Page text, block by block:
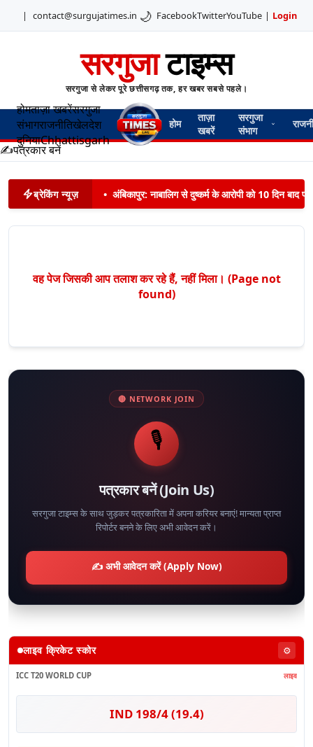
| contact@surgujatimes.in 🌙 FacebookTwitterYouTube | Login
सरगुजाटाइम्स
सरगुजा से लेकर पूरे छत्तीसगढ़ तक, हर खबर सबसे पहले।
होमताज़ा खबरेंसरगुजा
संभागराजनीतिखेलदेश
दुनियाChhattisgarh
होम
ताज़ा
खबरें
सरगुजा
संभाग
✍️पत्रकार बनें
ब्रेकिंग न्यूज़ • अंबिकापुर: नाबालिग से दुष्कर्म के आरोपी को 10 दिन बाद
वह पेज जिसकी आप तलाश कर रहे हैं, नहीं मिला। (Page not
found)
🔴 NETWORK JOIN
🎙️
पत्रकार बनें (Join Us)
सरगुजा टाइम्स के साथ जुड़कर पत्रकारिता में अपना करियर बनाएं! मान्यता प्राप्त
रिपोर्टर बनने के लिए अभी आवेदन करें।
✍️ अभी आवेदन करें (Apply Now)
लाइव क्रिकेट स्कोर ⚙️
ICC T20 WORLD CUP लाइव
IND 198/4 (19.4)